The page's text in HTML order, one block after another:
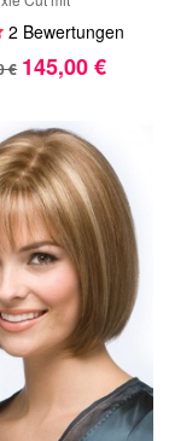
Unsichtbare Front,
Natürliches Volumen
2 Bewertungen
€ 145,00 €